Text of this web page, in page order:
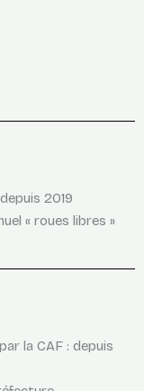
2019
« roues libres »
la CAF : depuis